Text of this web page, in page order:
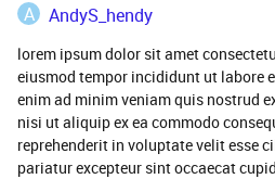
A AndyS_hendy
lorem ipsum dolor sit amet
eiusmod tempor incididunt ut labore
enim ad minim veniam quis nostrud
nisi ut aliquip ex ea commodo
reprehenderit in voluptate velit esse
pariatur excepteur sint occaecat